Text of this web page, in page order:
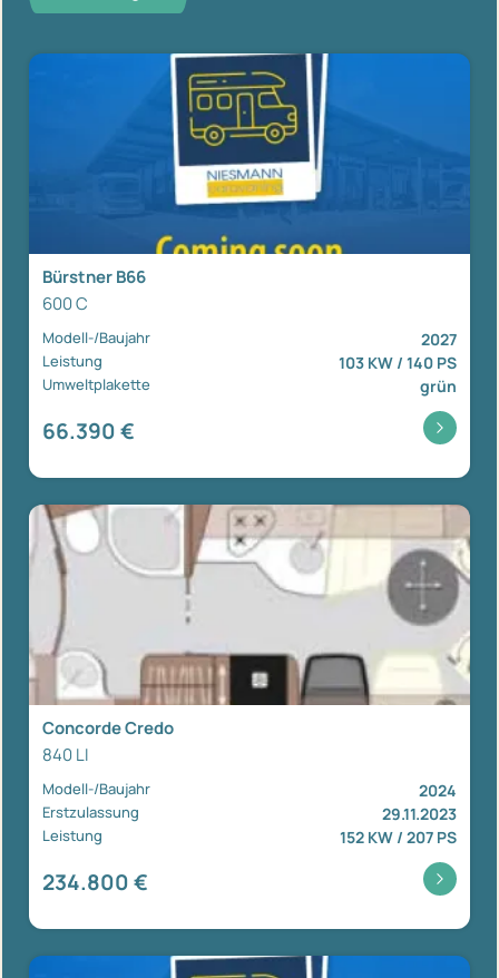
Bürstner B66
600 C
Modell-/Baujahr 2027
Leistung 103 KW / 140 PS
Umweltplakette grün
66.390 €
Concorde Credo
840 LI
Modell-/Baujahr 2024
Erstzulassung 29.11.2023
Leistung 152 KW / 207 PS
234.800 €